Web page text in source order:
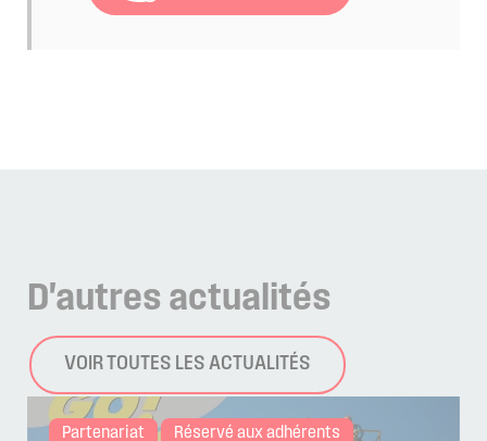
D'autres actualités
VOIR TOUTES LES ACTUALITÉS
Partenariat Réservé aux adhérents